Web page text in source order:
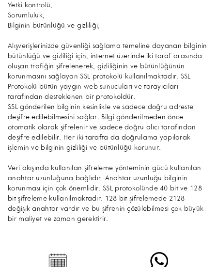
Yetki kontrolü,
Sorumluluk,
Bilginin bütünlüğü ve gizliliği,
Alışverişlerinizde güvenliği sağlama temeline dayanan bilginin
bütünlüğü ve gizliliği için, internet üzerinde iki taraf arasında
oluşan trafiğin şifrelenerek, gizliliğinin ve bütünlüğünün
korunmasını sağlayan SSL protokolü kullanılmaktadır. SSL
Protokolü bütün yaygın web sunucuları ve tarayıcıları
tarafından desteklenen bir protokoldür.
SSL gönderilen bilginin kesinlikle ve sadece doğru adreste
deşifre edilebilmesini sağlar. Bilgi gönderilmeden önce
otomatik olarak şifrelenir ve sadece doğru alıcı tarafından
deşifre edilebilir. Her iki tarafta da doğrulama yapılarak
işlemin ve bilginin gizliliği ve bütünlüğü korunur.
Veri akışında kullanılan şifreleme yönteminin gücü kullanılan
anahtar uzunluğuna bağlıdır. Anahtar uzunluğu bilginin
korunması için çok önemlidir. SSL protokolünde 40 bit ve 128
bit şifreleme kullanılmaktadır. 128 bit şifrelemede 2128
değişik anahtar vardır ve bu şifrenin çözülebilmesi çok büyük
bir maliyet ve zaman gerektirir.